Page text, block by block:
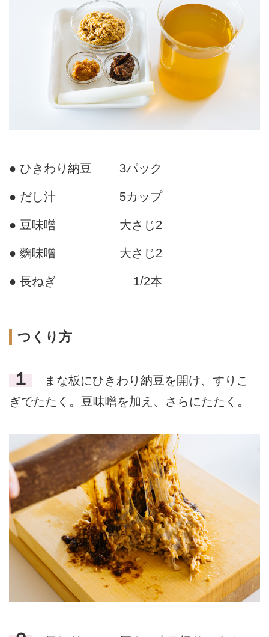
● ひきわり納豆 3パック
● だし汁 5カップ
● 豆味噌 大さじ2
● 麴味噌 大さじ2
● 長ねぎ 1/2本
つくり方
１
まな板にひきわり納豆を開け、すりこ
ぎでたたく。豆味噌を加え、さらにたたく。